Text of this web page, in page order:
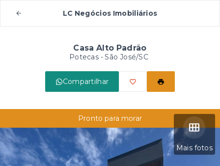
LC Negócios Imobiliários
Casa Alto Padrão
Potecas - São José/SC
Compartilhar
Mais fotos
Pronto para morar